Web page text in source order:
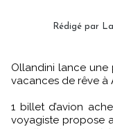
Rédigé par
Ollandini lance une promotion vers Ajaccio baptisé « Des
vacances de rêve à
1 billet d’avion
voyagiste propose